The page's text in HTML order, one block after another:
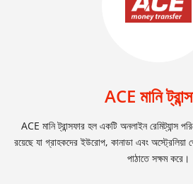
ACE মানি
ACE মানি ট্রান্সফার হল একটি অনলাইন রেমিট্যান্স
রয়েছে যা গ্রাহকদের ইউরোপ, কানাডা এবং
পাঠাতে সক্ষম করে।